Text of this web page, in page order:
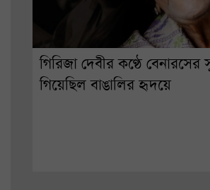
গিরিজা দেবীর কণ্ঠে বেনারসের
গিয়েছিল বাঙালির হৃদয়ে